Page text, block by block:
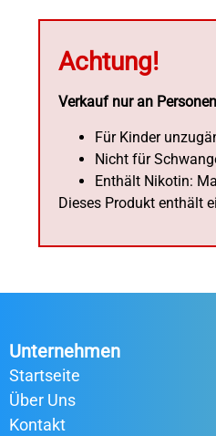
Achtung!
Verkauf nur an
Für Kinder
Nicht für
Enthält Nikotin:
Dieses Produkt enthält
Unternehmen
Startseite
Über Uns
Kontakt